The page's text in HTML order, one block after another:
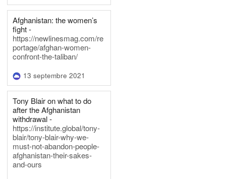
Afghanistan: the women’s
fight -
https://newlinesmag.com/re
portage/afghan-women-
confront-the-taliban/
13 septembre 2021
Tony Blair on what to do
after the Afghanistan
withdrawal -
https://institute.global/tony-
blair/tony-blair-why-we-
must-not-abandon-people-
afghanistan-their-sakes-
and-ours